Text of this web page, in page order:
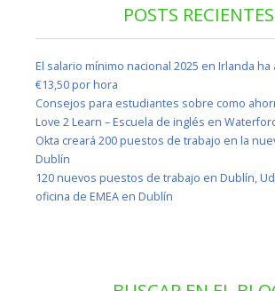
POSTS RECIENTES
El salario mínimo nacional 2025 en Irlanda
€13,50 por hora
Consejos para estudiantes sobre como
Love 2 Learn – Escuela de inglés en
Okta creará 200 puestos de trabajo en la
Dublín
120 nuevos puestos de trabajo en Dublín,
oficina de EMEA en Dublín